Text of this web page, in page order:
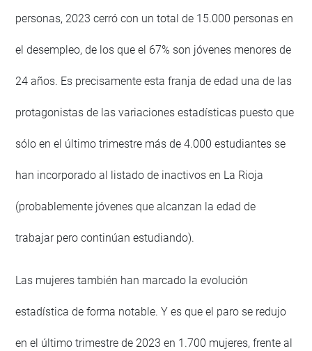
personas, 2023 cerró con un total de 15.000 personas en
el desempleo, de los que el 67% son jóvenes menores de
24 años. Es precisamente esta franja de edad una de las
protagonistas de las variaciones estadísticas puesto que
sólo en el último trimestre más de 4.000 estudiantes se
han incorporado al listado de inactivos en La Rioja
(probablemente jóvenes que alcanzan la edad de
trabajar pero continúan estudiando).
Las mujeres también han marcado la evolución
estadística de forma notable. Y es que el paro se redujo
en el último trimestre de 2023 en 1.700 mujeres, frente al